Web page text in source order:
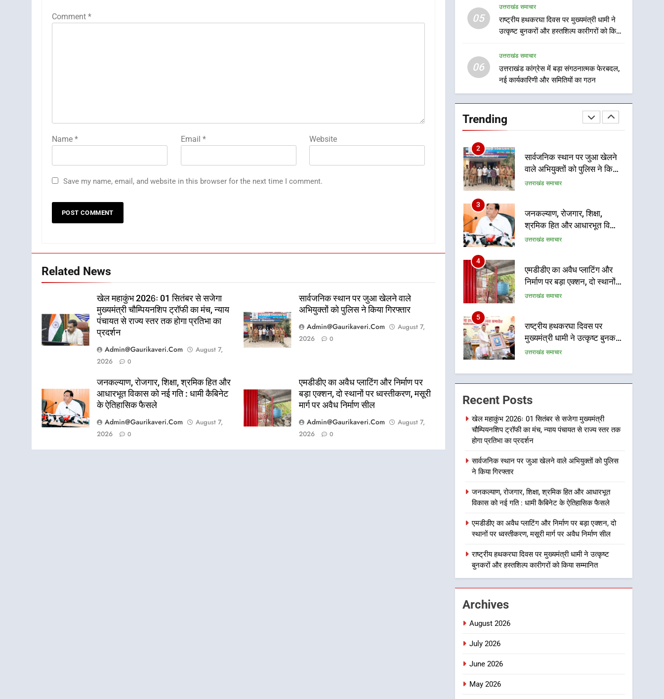
Comment *
Name * Email * Website
Save my name, email, and website in this browser for the next time I comment.
Related News
खेल महाकुंभ 2026ः 01 सितंबर से सजेगा
मुख्यमंत्री चौम्पियनशिप ट्रॉफी का मंच, न्याय
पंचायत से राज्य स्तर तक होगा प्रतिभा का
प्रदर्शन
Admin@gaurikaveri.com
August 7,
2026
0
सार्वजनिक स्थान पर जुआ खेलने वाले
अभियुक्तों को पुलिस ने किया गिरफ्तार
Admin@gaurikaveri.com
August 7,
2026
0
जनकल्याण, रोजगार, शिक्षा, श्रमिक हित और
आधारभूत विकास को नई गति : धामी कैबिनेट
के ऐतिहासिक फैसले
Admin@gaurikaveri.com
August 7,
2026
0
एमडीडीए का अवैध प्लाटिंग और निर्माण पर
बड़ा एक्शन, दो स्थानों पर ध्वस्तीकरण, मसूरी
मार्ग पर अवैध निर्माण सील
Admin@gaurikaveri.com
August 7,
2026
0
05
उत्तराखंड समाचार
राष्ट्रीय हथकरघा दिवस पर मुख्यमंत्री धामी ने
उत्कृष्ट बुनकरों और हस्तशिल्प कारीगरों को किया
06
उत्तराखंड समाचार
उत्तराखंड कांग्रेस में बड़ा संगठनात्मक फेरबदल,
नई कार्यकारिणी और समितियों का गठन
Trending
हजारों पदों पर की जाएगी भर्ती
उत्तराखंड समाचार
से जुड़ी 12 किमी ग्रीनफील्ड
बाईपास परियोजना का डीएम ने
किया निरीक्षण; समयबद्ध एवं
गुणवत्तापूर्ण निर्माण सुनिश्चित करने
के निर्देश, सुरक्षा मानकों से कोई
उत्तराखंड समाचार
1
खेल महाकुंभ 2026ः 01 सितंबर
से सजेगा मुख्यमंत्री चौम्पियनशिप
ट्रॉफी का मंच, न्याय पंचायत से
2
सार्वजनिक स्थान पर जुआ खेलने
वाले अभियुक्तों को पुलिस ने किया
गिरफ्तार
उत्तराखंड समाचार
3
जनकल्याण, रोजगार, शिक्षा,
श्रमिक हित और आधारभूत विकास
को नई गति : धामी कैबिनेट के
उत्तराखंड समाचार
4
एमडीडीए का अवैध प्लाटिंग और
निर्माण पर बड़ा एक्शन, दो स्थानों
पर ध्वस्तीकरण, मसूरी मार्ग पर
उत्तराखंड समाचार
5
राष्ट्रीय हथकरघा दिवस पर
मुख्यमंत्री धामी ने उत्कृष्ट बुनकरों
और हस्तशिल्प कारीगरों को किया
उत्तराखंड समाचार
6
उत्तराखंड कांग्रेस में बड़ा
संगठनात्मक फेरबदल, नई
कार्यकारिणी और समितियों का
गठन
7
मुख्यमंत्री धामी बोले- युवाओं को
प्राथमिकता, आने वाले महीनों में
उत्तराखंड समाचार
दिल्ली-देहरादून आर्थिक कॉरिडोर
से जुड़ी 12 किमी ग्रीनफील्ड
बाईपास परियोजना का डीएम ने
किया निरीक्षण; समयबद्ध एवं
के निर्देश, सुरक्षा मानकों से कोई
समझौता नहींः डीएम
उत्तराखंड समाचार
खेल महाकुंभ 2026ः 01 सितंबर
से सजेगा मुख्यमंत्री चौम्पियनशिप
राज्य स्तर तक होगा प्रतिभा का
उत्तराखंड समाचार
Recent Posts
खेल महाकुंभ 2026ः 01 सितंबर से सजेगा मुख्यमंत्री
चौम्पियनशिप ट्रॉफी का मंच, न्याय पंचायत से राज्य स्तर तक
होगा प्रतिभा का प्रदर्शन
सार्वजनिक स्थान पर जुआ खेलने वाले अभियुक्तों को पुलिस
ने किया गिरफ्तार
जनकल्याण, रोजगार, शिक्षा, श्रमिक हित और आधारभूत
विकास को नई गति : धामी कैबिनेट के ऐतिहासिक फैसले
एमडीडीए का अवैध प्लाटिंग और निर्माण पर बड़ा एक्शन, दो
स्थानों पर ध्वस्तीकरण, मसूरी मार्ग पर अवैध निर्माण सील
राष्ट्रीय हथकरघा दिवस पर मुख्यमंत्री धामी ने उत्कृष्ट
बुनकरों और हस्तशिल्प कारीगरों को किया सम्मानित
Archives
August 2026
July 2026
June 2026
May 2026